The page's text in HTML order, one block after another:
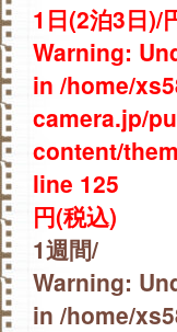
1日(2泊3日)/
Warning:
in /home/
camera.jp/
content/
line 125
円(税込)
1週間/
Warning:
in /home/